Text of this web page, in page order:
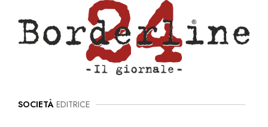
SOCIETÀ EDITRICE